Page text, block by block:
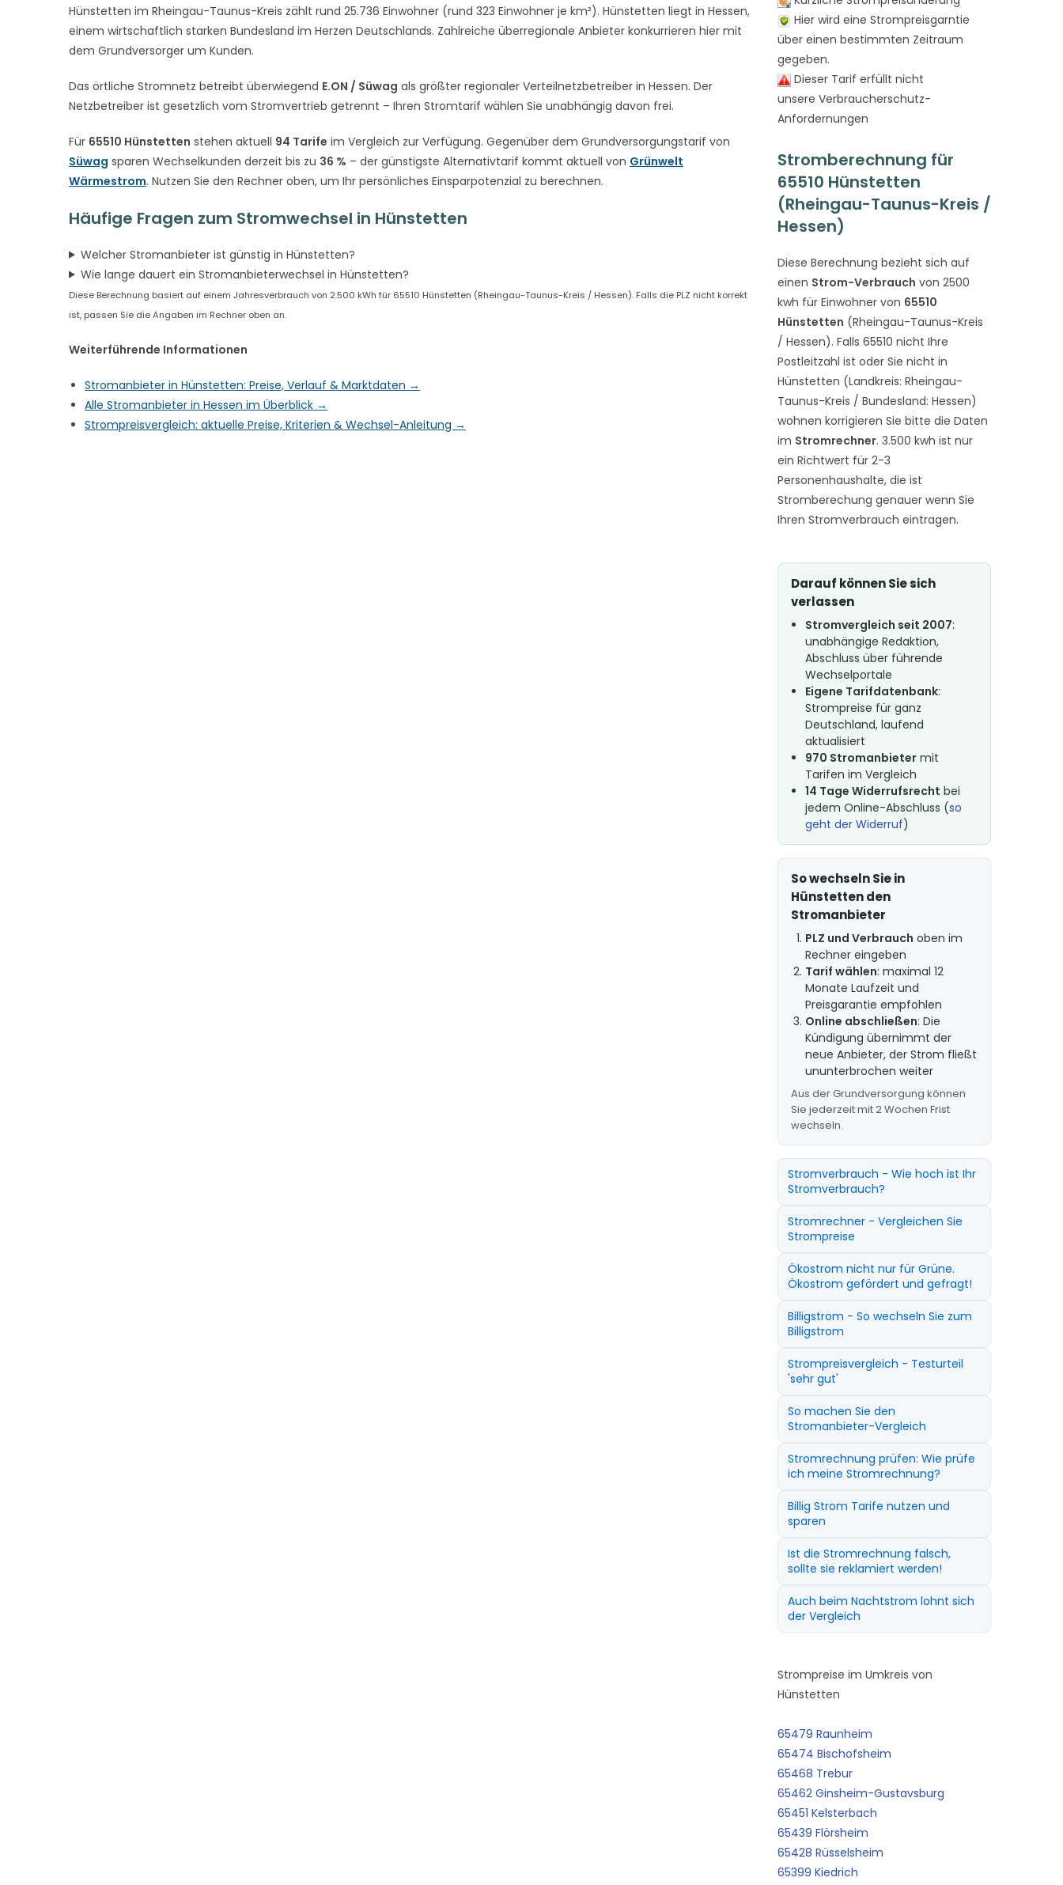
Hünstetten im Rheingau-Taunus-Kreis zählt rund 25.736 Einwohner (rund 323 Einwohner je km²). Hünstetten liegt in Hessen,
einem wirtschaftlich starken Bundesland im Herzen Deutschlands. Zahlreiche überregionale Anbieter konkurrieren hier mit
dem Grundversorger um Kunden.
Das örtliche Stromnetz betreibt überwiegend E.ON / Süwag als größter regionaler Verteilnetzbetreiber in Hessen. Der
Netzbetreiber ist gesetzlich vom Stromvertrieb getrennt – Ihren Stromtarif wählen Sie unabhängig davon frei.
Für 65510 Hünstetten stehen aktuell 94 Tarife im Vergleich zur Verfügung. Gegenüber dem Grundversorgungstarif von
Süwag sparen Wechselkunden derzeit bis zu 36 % – der günstigste Alternativtarif kommt aktuell von Grünwelt
Wärmestrom. Nutzen Sie den Rechner oben, um Ihr persönliches Einsparpotenzial zu berechnen.
Häufige Fragen zum Stromwechsel in Hünstetten
Welcher Stromanbieter ist günstig in Hünstetten?
Wie lange dauert ein Stromanbieterwechsel in Hünstetten?
Diese Berechnung basiert auf einem Jahresverbrauch von 2.500 kWh für 65510 Hünstetten (Rheingau-Taunus-Kreis / Hessen). Falls die PLZ nicht korrekt
ist, passen Sie die Angaben im Rechner oben an.
Weiterführende Informationen
Stromanbieter in Hünstetten: Preise, Verlauf & Marktdaten →
Alle Stromanbieter in Hessen im Überblick →
Strompreisvergleich: aktuelle Preise, Kriterien & Wechsel-Anleitung →
Hier wird eine Strompreisgarntie
über einen bestimmten Zeitraum
gegeben.
Dieser Tarif erfüllt nicht
unsere Verbraucherschutz-
Anfordernungen
Stromberechnung für
65510 Hünstetten
(Rheingau-Taunus-Kreis /
Hessen)
Diese Berechnung bezieht sich auf
einen Strom-Verbrauch von 2500
kwh für Einwohner von 65510
Hünstetten (Rheingau-Taunus-Kreis
/ Hessen). Falls 65510 nicht Ihre
Postleitzahl ist oder Sie nicht in
Hünstetten (Landkreis: Rheingau-
Taunus-Kreis / Bundesland: Hessen)
wohnen korrigieren Sie bitte die Daten
im Stromrechner. 3.500 kwh ist nur
ein Richtwert für 2-3
Personenhaushalte, die ist
Stromberechung genauer wenn Sie
Ihren Stromverbrauch eintragen.
Darauf können Sie sich
verlassen
Stromvergleich seit 2007:
unabhängige Redaktion,
Abschluss über führende
Wechselportale
Eigene Tarifdatenbank:
Strompreise für ganz
Deutschland, laufend
aktualisiert
970 Stromanbietermit
Tarifen im Vergleich
14 Tage Widerrufsrecht bei
jedem Online-Abschluss (so
geht der Widerruf)
So wechseln Sie in
Hünstetten den
Stromanbieter
PLZ und Verbrauch oben im
Rechner eingeben
Tarif wählen: maximal 12
Monate Laufzeit und
Preisgarantie empfohlen
Online abschließen: Die
Kündigung übernimmt der
neue Anbieter, der Strom fließt
ununterbrochen weiter
Aus der Grundversorgung können
Sie jederzeit mit 2 Wochen Frist
wechseln.
Stromverbrauch - Wie hoch ist Ihr
Stromverbrauch?
Stromrechner - Vergleichen Sie
Strompreise
Ökostrom nicht nur für Grüne.
Ökostrom gefördert und gefragt!
Billigstrom - So wechseln Sie zum
Billigstrom
Strompreisvergleich - Testurteil
'sehr gut'
So machen Sie den
Stromanbieter-Vergleich
Stromrechnung prüfen: Wie prüfe
ich meine Stromrechnung?
Billig Strom Tarife nutzen und
sparen
Ist die Stromrechnung falsch,
sollte sie reklamiert werden!
Auch beim Nachtstrom lohnt sich
der Vergleich
Strompreise im Umkreis von
Hünstetten
65479 Raunheim
65474 Bischofsheim
65468 Trebur
65462 Ginsheim-Gustavsburg
65451 Kelsterbach
65439 Flörsheim
65428 Rüsselsheim
65399 Kiedrich